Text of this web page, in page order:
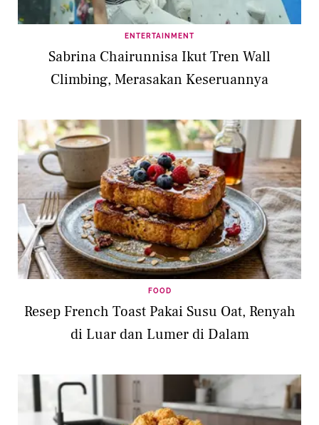
ENTERTAINMENT
Sabrina Chairunnisa Ikut Tren Wall
Climbing, Merasakan Keseruannya
FOOD
Resep French Toast Pakai Susu Oat, Renyah
di Luar dan Lumer di Dalam